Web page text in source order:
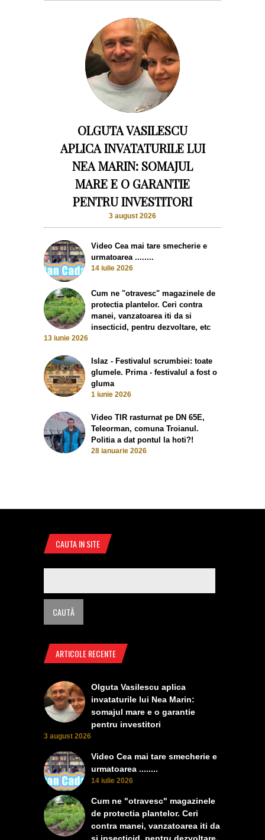
OLGUTA VASILESCU
APLICA INVATATURILE LUI
NEA MARIN: SOMAJUL
MARE E O GARANTIE
PENTRU INVESTITORI
3 august 2026
Video Cea mai tare smecherie e
urmatoarea ........
14 iulie 2026
Cum ne "otravesc" magazinele de
protectia plantelor. Ceri contra
manei, vanzatoarea iti da si
insecticid, pentru dezvoltare, etc
13 iunie 2026
Islaz - Festivalul scrumbiei: toate
glumele. Prima - festivalul a fost o
gluma
1 iunie 2026
Video TIR rasturnat pe DN 65E,
Teleorman, comuna Troianul.
Politia a dat pontul la hoti?!
28 ianuarie 2026
CAUTA IN SITE
ARTICOLE RECENTE
Olguta Vasilescu aplica
invataturile lui Nea Marin:
somajul mare e o garantie
pentru investitori
3 august 2026
Video Cea mai tare smecherie e
urmatoarea ........
14 iulie 2026
Cum ne "otravesc" magazinele
de protectia plantelor. Ceri
contra manei, vanzatoarea iti da
si insecticid, pentru dezvoltare,